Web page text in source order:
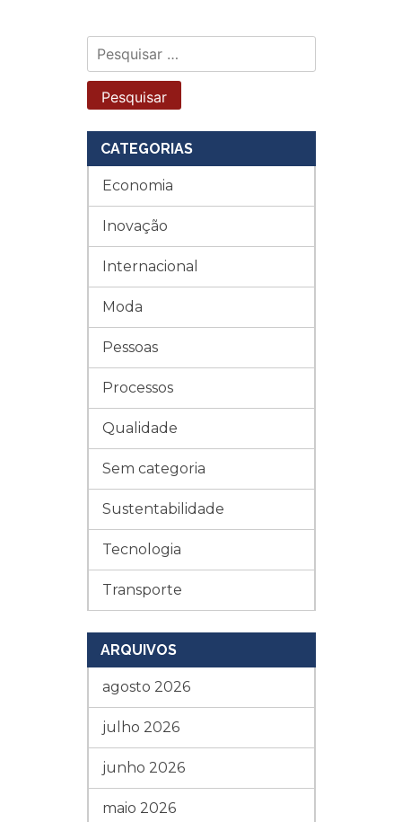
Pesquisar
por:
CATEGORIAS
Economia
Inovação
Internacional
Moda
Pessoas
Processos
Qualidade
Sem categoria
Sustentabilidade
Tecnologia
Transporte
ARQUIVOS
agosto 2026
julho 2026
junho 2026
maio 2026